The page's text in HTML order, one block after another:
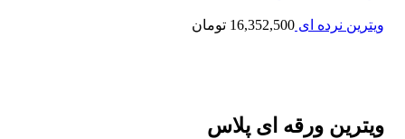
ویترین نرده ای 16,352,500 تومان
ویترین ورقه ای پلاس